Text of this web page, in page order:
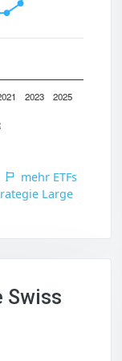
2023 2025
mehr ETFs
Large
Swiss